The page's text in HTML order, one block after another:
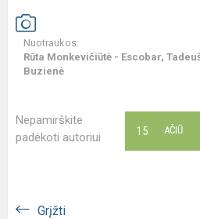
Nuotraukos:
Rūta Monkevičiūtė - Escobar,
Buzienė
Nepamirškite
padėkoti autoriui
AČIŪ
15
Grįžti